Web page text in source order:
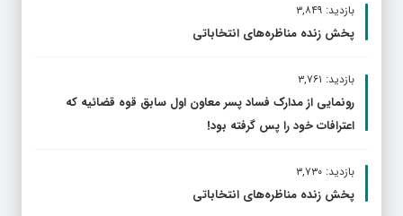
بازدید: ۳,۸۴۹
پخش زنده مناظره‌های انتخاباتی
بازدید: ۳,۷۶۱
رونمایی از مدارک فساد پسر معاون اول سابق قوه قضائیه که
اعترافات خود را پس گرفته بود!
بازدید: ۳,۷۳۰
پخش زنده مناظره‌های انتخاباتی